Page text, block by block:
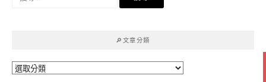
🔎文章分類
🔎